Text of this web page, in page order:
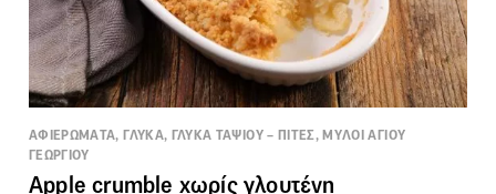
ΑΦΙΕΡΩΜΑΤΑ, ΓΛΥΚΑ, ΓΛΥΚΑ ΤΑΨΙΟΥ – ΠΙΤΕΣ, ΜΥΛΟΙ ΑΓΙΟΥ
ΓΕΩΡΓΙΟΥ
Apple crumble χωρίς γλουτένη